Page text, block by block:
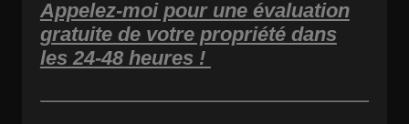
Appelez-moi pour une évaluation
gratuite de votre propriété dans
les 24-48 heures !